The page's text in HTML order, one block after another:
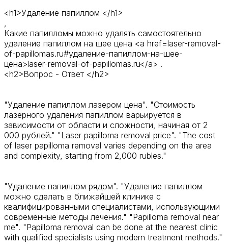
<h1>Удаление папиллом </h1>
Какие папилломы можно удалять самостоятельно
удаление папиллом на шее цена <a href=laser-removal-
of-papillomas.ru#удаление-папиллом-на-шее-
цена>laser-removal-of-papillomas.ru</a> .
<h2>Вопрос - Ответ </h2>
"Удаление папиллом лазером цена". "Стоимость
лазерного удаления папиллом варьируется в
зависимости от области и сложности, начиная от 2
000 рублей." "Laser papilloma removal price". "The cost
of laser papilloma removal varies depending on the area
and complexity, starting from 2,000 rubles."
"Удаление папиллом рядом". "Удаление папиллом
можно сделать в ближайшей клинике с
квалифицированными специалистами, использующими
современные методы лечения." "Papilloma removal near
me". "Papilloma removal can be done at the nearest clinic
with qualified specialists using modern treatment methods."